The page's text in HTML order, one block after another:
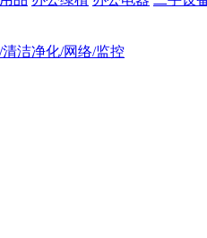
洁净化/网络/监控